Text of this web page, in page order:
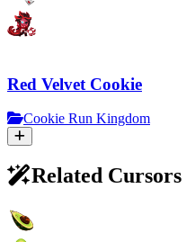
Red Velvet Cookie
Cookie Run Kingdom
Related Cursors